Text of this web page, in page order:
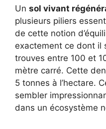
Un sol vivant
plusieurs piliers
de cette notion
exactement ce dont il
trouves entre 100 et
mètre carré. Cette
5 tonnes à l’hectare.
sembler
dans un écosystème